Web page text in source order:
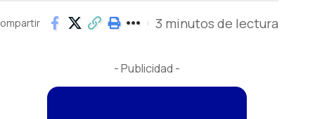
3 minutos de lectura
- Publicidad -